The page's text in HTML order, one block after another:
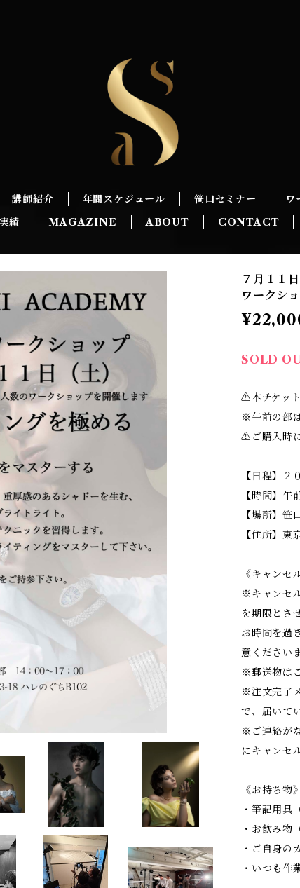
講師紹介 年間スケジュール 笹口セミナー
ワ
績
MAGAZINE ABOUT CONTACT
７月１１
ワークシ
SOLD
⚠️本チケッ
※午前の部
⚠️ご購入時
【日程】
【時間】
【場所】笹
【住所】
《キャンセ
※キャンセ
を期限とさ
お時間を過
意ください
※郵送物は
※注文完了
で、届いて
※ご連絡が
にキャンセ
《お持ち物
・筆記用具
・お飲み物
・ご自身の
・いつも作